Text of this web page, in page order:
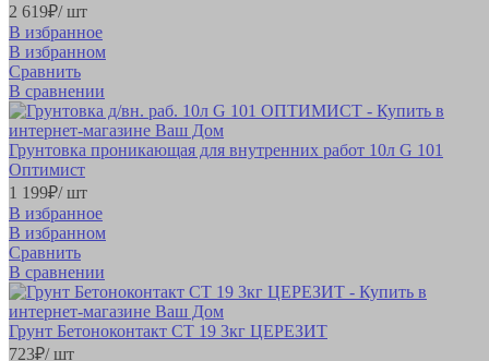
2 619₽/ шт
В избранное
В избранном
Сравнить
В сравнении
Грунтовка проникающая для внутренних работ 10л G 101
Оптимист
1 199₽/ шт
В избранное
В избранном
Сравнить
В сравнении
Грунт Бетоноконтакт CT 19 3кг ЦЕРЕЗИТ
723₽/ шт